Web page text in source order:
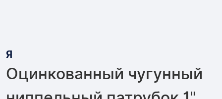
Я
Оцинкованный чугунный